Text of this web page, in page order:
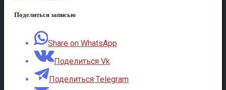
Поделиться записью
Share on WhatsApp
Поделиться Vk
Поделиться Telegram